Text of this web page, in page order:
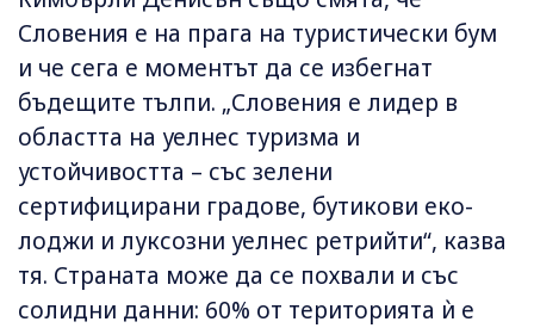
Словения е на прага на туристически бум
и че сега е моментът да се избегнат
бъдещите тълпи. „Словения е лидер в
областта на уелнес туризма и
устойчивостта – със зелени
сертифицирани градове, бутикови еко-
лоджи и луксозни уелнес ретрийти“, казва
тя. Страната може да се похвали и със
солидни данни: 60% от територията ѝ е